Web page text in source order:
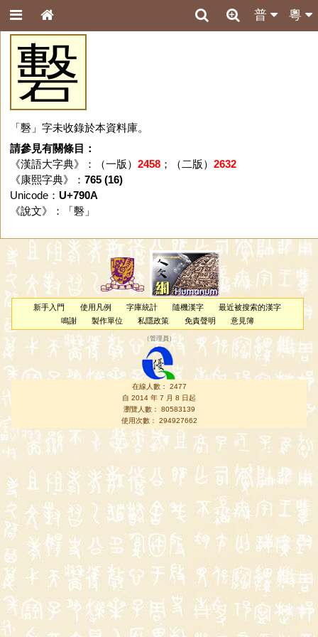
粵
普
礊
「礊」字未收錄於本資料庫。
請參見有關條目：
《漢語大字典》：（一版） 2458；（二版） 2632
《康熙字典》： 765 (16)
Unicode： U+790A
《說文》：「 礊」
新手入門 使用凡例 字庫統計 隨機漢字
最近被搜索的漢字
鳴謝
製作單位 私隱政策 免責聲明 意見簿
（管理員 ）
在線人數： 2477
自 2014 年 7 月 8 日起
瀏覽人數： 80583139
使用次數： 294927662